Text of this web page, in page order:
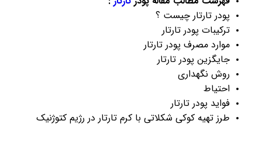
پودر تارتار چیست ؟
ترکیبات پودر تارتار
موارد مصرف پودر تارتار
جایگزین پودر تارتار
روش نگهداری
احتیاط
فواید پودر تارتار
طرز تهیه کوکی شکلاتی با کرم تارتار در رژیم کتوژنیک